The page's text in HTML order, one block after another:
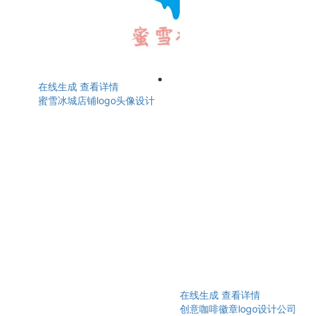
在线生成 查看详情
蜜雪冰城店铺logo头像设计
在线生成 查看详情
创意咖啡徽章logo设计公司